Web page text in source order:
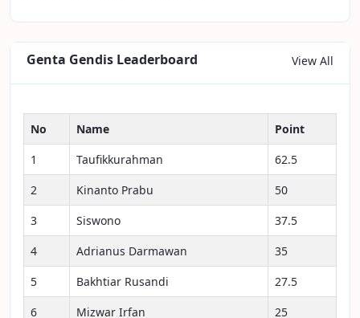
Genta Gendis Leaderboard View All
No Name
Point
1
Taufikkurahman
62.5
2
Kinanto Prabu
50
3
Siswono
37.5
4
Adrianus Darmawan
35
5
Bakhtiar Rusandi
27.5
6
Mizwar Irfan
25